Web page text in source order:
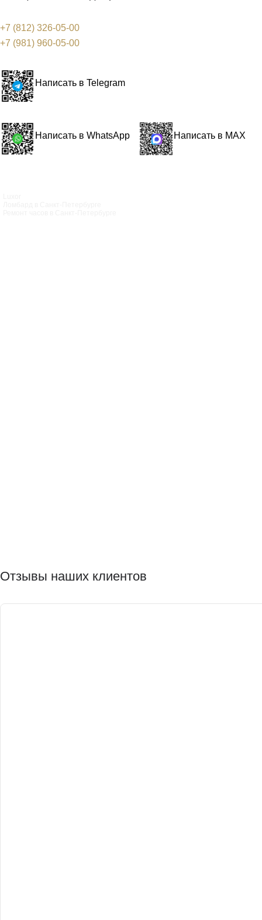
+7 (812) 326-05-00
+7 (981) 960-05-00
Написать в Telegram
Написать в WhatsApp Написать в MAX
Отзывы наших клиентов